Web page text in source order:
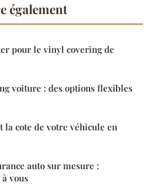
également
pour le vinyl covering de
voiture : des options flexibles
la cote de votre véhicule en
auto sur mesure :
vous